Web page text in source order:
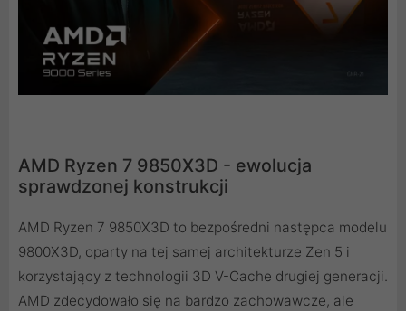
AMD Ryzen 7 9850X3D - ewolucja
sprawdzonej konstrukcji
AMD Ryzen 7 9850X3D to bezpośredni następca modelu
9800X3D, oparty na tej samej architekturze Zen 5 i
korzystający z technologii 3D V-Cache drugiej generacji.
AMD zdecydowało się na bardzo zachowawcze, ale